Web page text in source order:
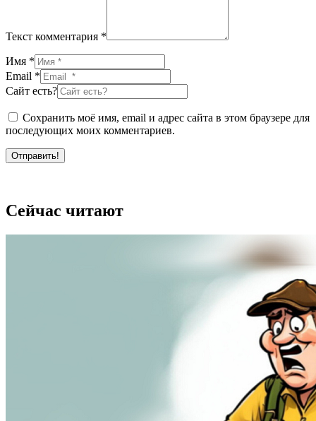
Текст комментария *
Имя *
Email *
Сайт есть?
Сохранить моё имя, email и адрес сайта в этом браузере для
последующих моих комментариев.
Отправить!
Сейчас читают